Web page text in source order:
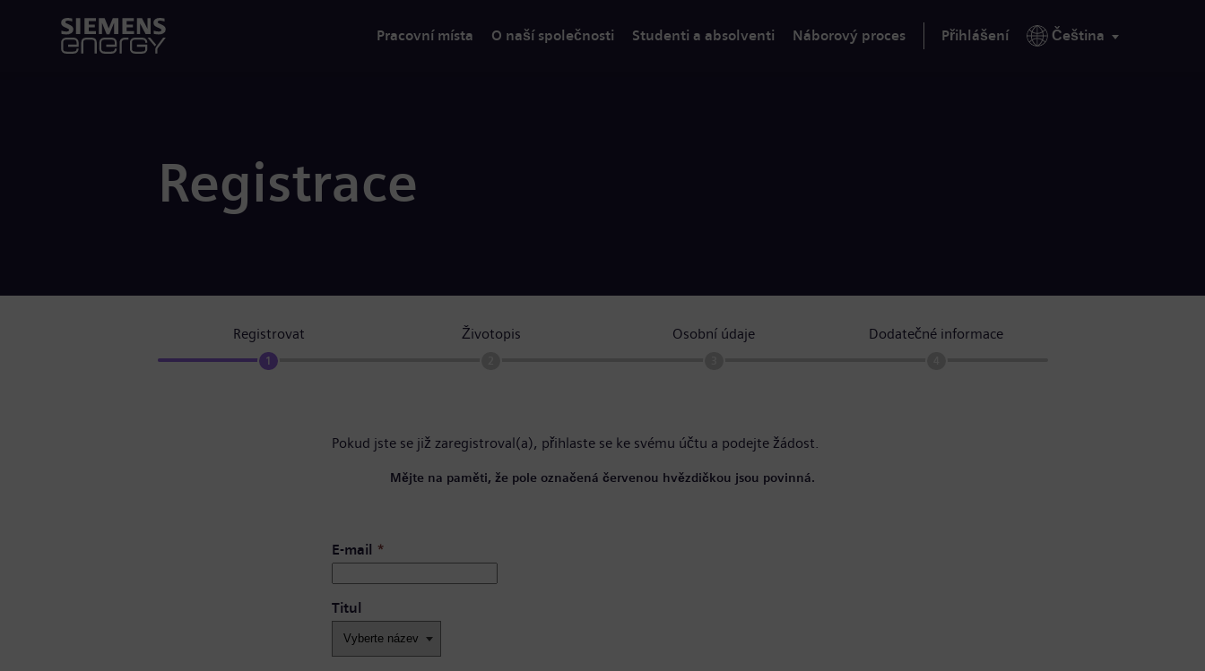
Pracovní místa O naší společnosti Studenti a absolventi Náborový proces Přihlášení Čeština
Registrace
Registrovat
1
Životopis Osobní údaje Dodatečné informace
Pokud jste se již zaregistroval(a), přihlaste se ke svému účtu a podejte žádost.
Mějte na paměti, že pole označená červenou hvězdičkou jsou povinná.
E-mail *
Titul